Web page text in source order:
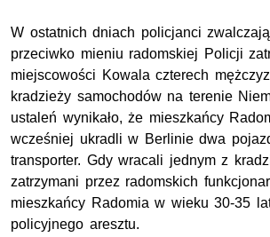
W ostatnich dniach policjanci
przeciwko mieniu radomskiej Policji
miejscowości Kowala czterech
kradzieży samochodów na terenie
ustaleń wynikało, że mieszkańcy
wcześniej ukradli w Berlinie dwa
transporter. Gdy wracali jednym z
zatrzymani przez radomskich
mieszkańcy Radomia w wieku 30-35
policyjnego aresztu.